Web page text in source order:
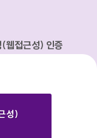
웹접근성) 인증
성)